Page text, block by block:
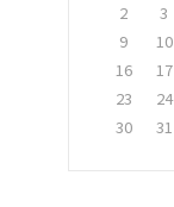
2
3
9
10
16
17
23
24
30
31